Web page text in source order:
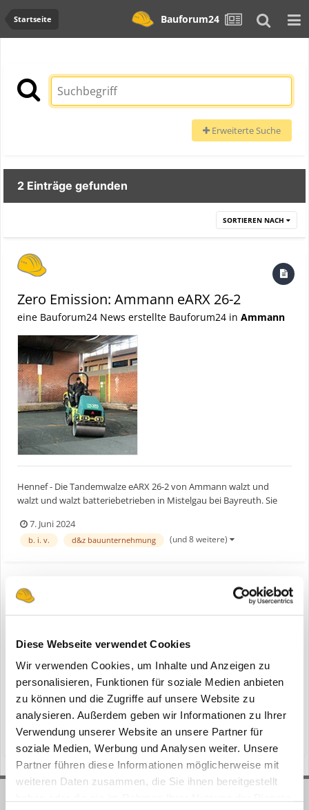
Diese Webseite verwendet Cookies
Wir verwenden Cookies, um Inhalte und Anzeigen zu
personalisieren, Funktionen für soziale Medien anbieten
zu können und die Zugriffe auf unsere Website zu
analysieren. Außerdem geben wir Informationen zu Ihrer
Verwendung unserer Website an unsere Partner für
soziale Medien, Werbung und Analysen weiter. Unsere
Partner führen diese Informationen möglicherweise mit
weiteren Daten zusammen, die Sie ihnen bereitgestellt
Startseite Bauforum24
Erweiterte Suche
2 Einträge gefunden
SORTIEREN NACH
Zero Emission: Ammann eARX 26-2
eine Bauforum24 News erstellte Bauforum24 in Ammann
Hennef - Die Tandemwalze eARX 26-2 von Ammann walzt und
walzt und walzt batteriebetrieben in Mistelgau bei Bayreuth. Sie
Renovierung einer Sporthalle. Bauforum24 Artikel (29.02.2024):
Ammann Rüttelplatten eAPF 12/40 Der Bode...
7. Juni 2024
b. i. v. d&z bauunternehmung (und 8 weitere)
ein Thema erstellte Bauforum24 inNews aus der
Hennef - Die Tandemwalze eARX 26-2 von Ammann walzt und
walzt und walzt batteriebetrieben in Mistelgau bei Bayreuth. Sie
verrichtet ihren Job stetig, leise und emissionsfrei bei der
Renovierung einer Sporthalle. Bauforum24 Artikel (29.02.2024):
Ammann Rüttelplatten eAPF 12/40 Der Bode...
7. Juni 2024
b. i. v. d&z bauunternehmung (und 8 weitere)